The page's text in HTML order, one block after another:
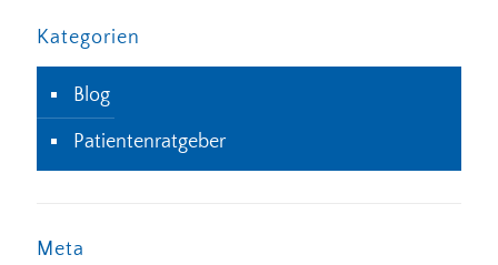
Kategorien
Blog
Patientenratgeber
Meta